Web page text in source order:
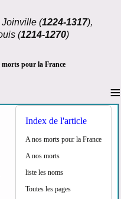
(1224-1317),
(1214-1270)
morts pour la France
≡
Index de l'article
A nos morts pour la France
A nos morts
liste les noms
Toutes les pages